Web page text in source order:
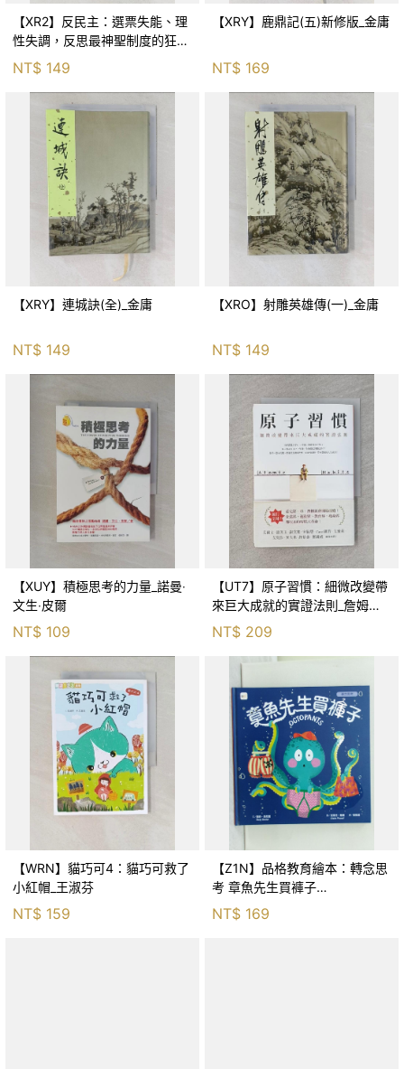
【XR2】反民主：選票失能、理
性失調，反思最神聖制度的狂亂
NT$ 149
【XRY】鹿鼎記(五)新修版_金庸
NT$ 169
【XRY】連城訣(全)_金庸
NT$ 149
【XRO】射雕英雄傳(一)_金庸
NT$ 149
【XUY】積極思考的力量_諾曼‧
文生‧皮爾
NT$ 109
【UT7】原子習慣：細微改變帶
來巨大成就的實證法則_詹姆斯‧
克利爾, 蔡世偉
NT$ 209
【WRN】貓巧可4：貓巧可救了
小紅帽_王淑芬
NT$ 159
【Z1N】品格教育繪本：轉念思
考 章魚先生買褲子
(Octopants)_蘇西‧西尼爾, 黃筱
NT$ 169